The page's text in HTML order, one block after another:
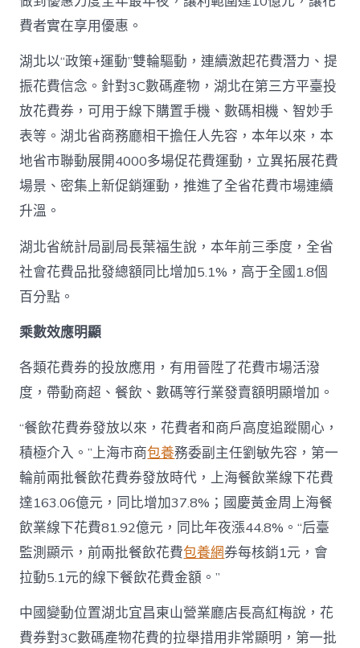
費者實在享用優惠。
湖北以“政策+運動”雙輪驅動，連續激起花費潛力、提
振花費信念。針對3C數碼產物，湖北在第三方平臺投
放花費券，可用于線下購置手機、數碼相機、智妙手
表等。湖北省商務廳相干擔任人先容，本年以來，本
地省市聯動展開4000多場促花費運動，立異拓展花費
場景、密集上新促銷運動，推進了全省花費市場連續
升溫。
湖北省統計局副局長葉福生說，本年前三季度，全省
社會花費品批發總額同比增加5.1%，高于全國1.8個
百分點。
乘數效應明顯
各類花費券的投放應用，有用晉陞了花費市場活潑
度，帶動商超、餐飲、數碼等行業發賣額明顯增加。
“餐飲花費券發放以來，花費者和商戶高度追蹤關心，
積極介入。”上海市商包養務委副主任劉敏先容，第一
輪前兩批餐飲花費券發放時代，上海餐飲業線下花費
達163.06億元，同比增加37.8%；國慶黃金周上海餐
飲業線下花費81.92億元，同比年夜漲44.8%。“后臺
監測顯示，前兩批餐飲花費包養網券每核銷1元，會
拉動5.1元的線下餐飲花費金額。”
中國變動位置湖北宜昌東山營業廳店長高紅梅說，花
費券對3C數碼產物花費的拉舉措用非常顯明，第一批